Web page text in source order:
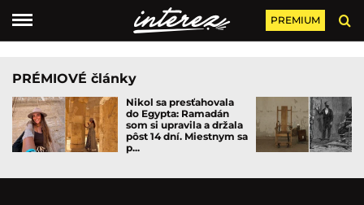
PREMIUM
PRÉMIOVÉ články
Nikol sa presťahovala
do Egypta: Ramadán
som si upravila a držala
pôst 14 dní. Miestnym sa
p...